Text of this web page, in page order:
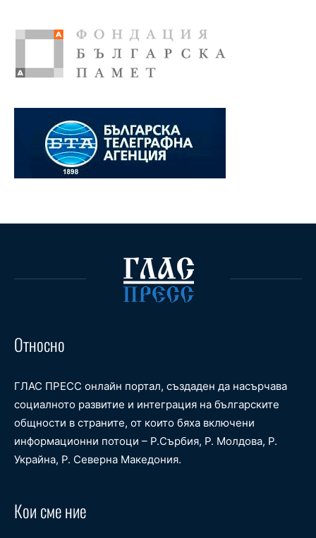
Относно
ГЛАС ПРЕСС онлайн портал, създаден да насърчава
социалното развитие и интеграция на българските
общности в страните, от които бяха включени
информационни потоци – Р.Сърбия, Р. Молдова, Р.
Украйна, Р. Северна Македония.
Кои сме ние